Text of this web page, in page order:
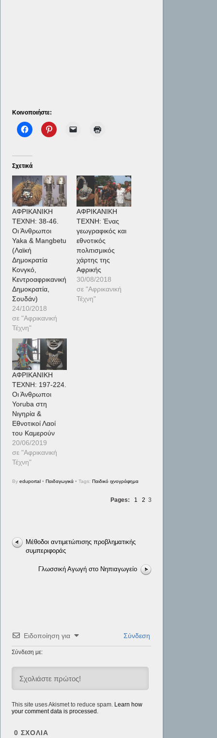
Κοινοποιήστε:
Σχετικά
ΑΦΡΙΚΑΝΙΚΗ
ΤΕΧΝΗ: 38-46.
Οι Άνθρωποι
Yaka & Mangbetu
(Λαϊκή
Δημοκρατία
Κονγκό,
Κεντροαφρικανική
Δημοκρατία,
Σουδάν)
24/10/2018
σε "Αφρικανική
Τέχνη"
ΑΦΡΙΚΑΝΙΚΗ
ΤΕΧΝΗ: Ένας
γεωγραφικός και
εθνοτικός
πολιτισμικός
χάρτης της
Αφρικής
30/08/2018
σε "Αφρικανική
Τέχνη"
AΦΡΙΚΑΝΙΚΗ
ΤΕΧΝΗ: 197-224.
Οι Άνθρωποι
Yoruba στη
Νιγηρία &
Εθνοτικοί Λαοί
του Καμερούν
20/06/2019
σε "Αφρικανική
Τέχνη"
Byeduportal • Παιδαγωγικά • Tags:Παιδικό ιχνογράφημα
Pages: 1 2 3
Μέθοδοι αντιμετώπισης προβληματικής
συμπεριφοράς
Γλωσσική Αγωγή στο Νηπιαγωγείο
Ειδοποίηση για Σύνδεση
Σύνδεση με:
This site uses Akismet to reduce spam. Learn how
your comment data is processed.
0 ΣΧΌΛΙΑ